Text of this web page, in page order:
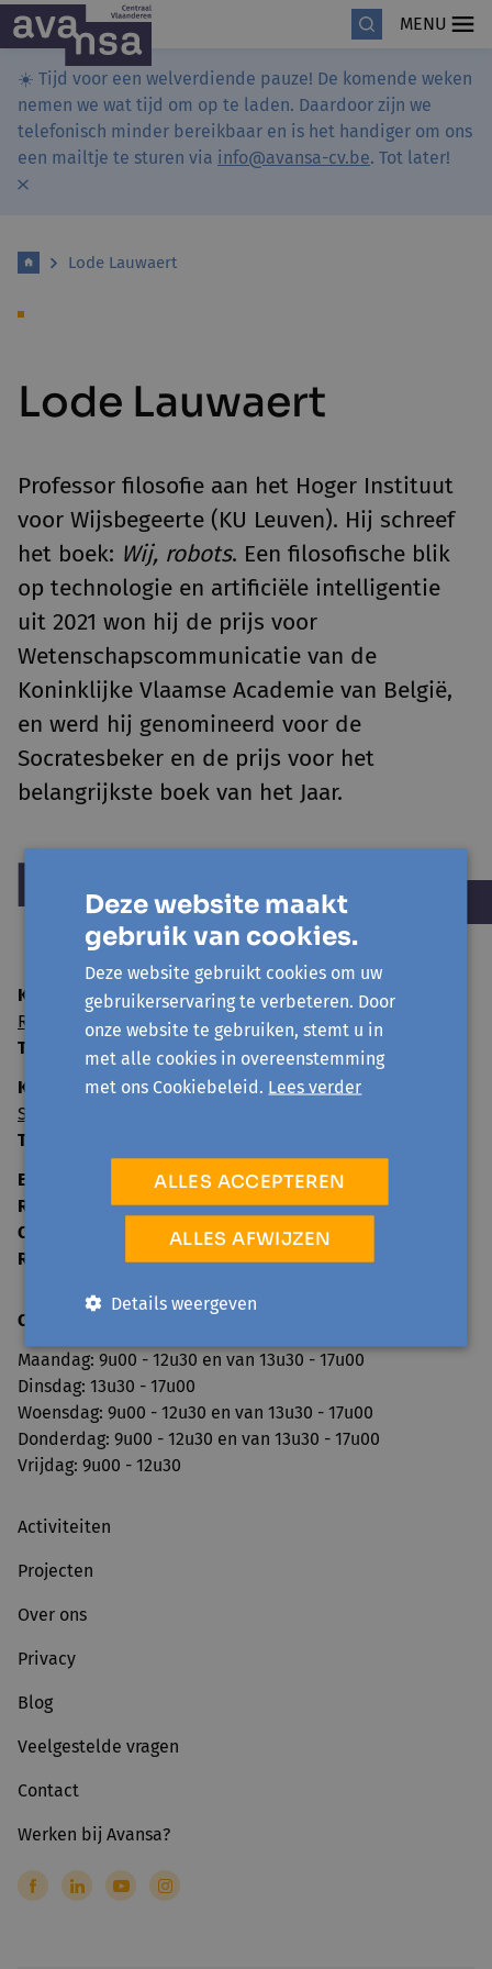
MENU
☀️ Tijd voor een welverdiende pauze! De komende weken
nemen we wat tijd om op te laden. Daardoor zijn we
telefonisch minder bereikbaar en is het handiger om ons
een mailtje te sturen via info@avansa-cv.be. Tot later!
Lode Lauwaert
Lode Lauwaert
Professor filosofie aan het Hoger Instituut
voor Wijsbegeerte (KU Leuven). Hij schreef
het boek: Wij, robots. Een filosofische blik
op technologie en artificiële intelligentie
uit 2021 won hij de prijs voor
Wetenschapscommunicatie van de
Koninklijke Vlaamse Academie van België,
en werd hij genomineerd voor de
Socratesbeker en de prijs voor het
belangrijkste boek van het Jaar.
Kantoor Sint-Niklaas (hoofdzetel):
Rode Kruisstraat 23 - 9100 Sint-Niklaas
T:
03 775 44 84
Kantoor Zottegem:
Sint-Annastraat 8 - 9620 Zottegem
T:
E-mail
info@avansa-cv.be
RekeningnummerBE33 8916 7404 6946
Ondernemingsnummer 0860.160.861
RPR
Dendermonde
Openingsuren secretariaat
Maandag: 9u00 - 12u30 en van 13u30 - 17u00
Dinsdag: 13u30 - 17u00
Woensdag: 9u00 - 12u30 en van 13u30 - 17u00
Donderdag: 9u00 - 12u30 en van 13u30 - 17u00
Vrijdag: 9u00 - 12u30
Activiteiten
Projecten
Over ons
Privacy
Blog
Veelgestelde vragen
Contact
Werken bij Avansa?
Deze website maakt
gebruik van cookies.
Deze website gebruikt cookies om uw
gebruikerservaring te verbeteren. Door
onze website te gebruiken, stemt u in
met alle cookies in overeenstemming
met ons Cookiebeleid. Lees verder
ALLES ACCEPTEREN
ALLES AFWIJZEN
Details weergeven